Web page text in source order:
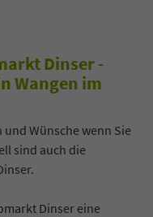
Dinser -
Wangen im
Wünsche wenn Sie
sind auch die
Dinser eine